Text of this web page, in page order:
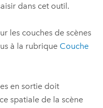
dans cet outil.
les couches de scènes
à la rubrique Couche
en sortie doit
spatiale de la scène